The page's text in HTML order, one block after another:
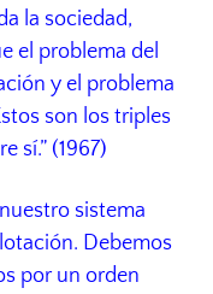
la sociedad,
el problema del
y el problema
son los triples
sí.” (1967)
sistema
Debemos
por un orden